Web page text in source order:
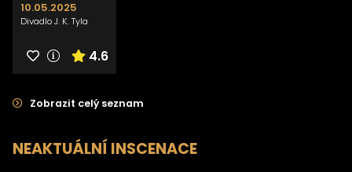
10.05.2025
Divadlo J. K. Tyla
4.6
Zobrazit celý seznam
NEAKTUÁLNÍ INSCENACE